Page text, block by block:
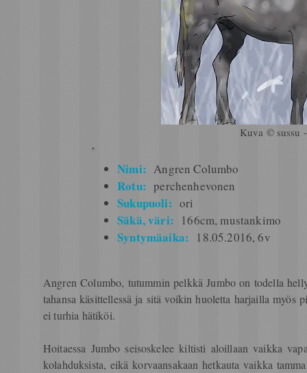
Kuva © sussu
Nimi: Angren Columbo
Rotu:perchenhevonen
Sukupuoli:ori
Säkä, väri:166cm, mustankimo
Syntymäaika:18.05.2016, 6v
Angren Columbo, tutummin pelkkä Jumbo on todella
tahansa käsittellessä ja sitä voikin huoletta harjailla myös
ei turhia hätiköi.
Hoitaessa Jumbo seisoskelee kiltisti aloillaan vaikka
kolahduksista, eikä korvaansakaan hetkauta vaikka